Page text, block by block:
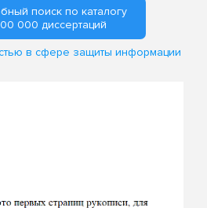
поиск по каталогу
000 диссертаций
в сфере защиты информации